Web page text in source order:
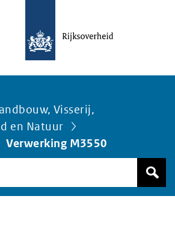
Visserij,
en Natuur
Verwerking M3550